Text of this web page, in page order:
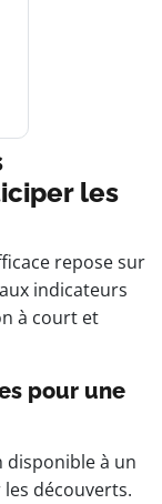
les
repose sur
indicateurs
à court et
pour une
disponible à un
découverts.